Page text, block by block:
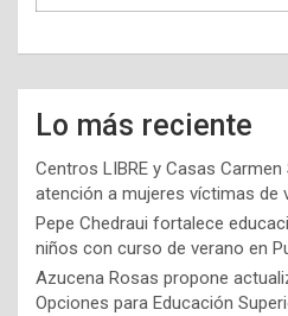
Lo más reciente
Centros LIBRE y Casas
atención a mujeres víctimas de
Pepe Chedraui fortalece
niños con curso de verano en
Azucena Rosas propone
Opciones para Educación